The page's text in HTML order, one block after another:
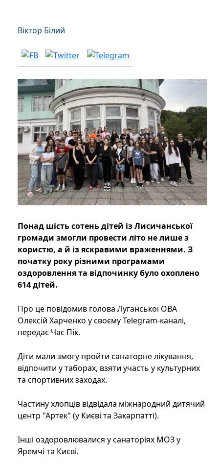
Віктор Білий
Понад шість сотень дітей із Лисичанської
громади змогли провести літо не лише з
користю, а й із яскравими враженнями. З
початку року різними програмами
оздоровлення та відпочинку було охоплено
614 дітей.
Про це повідомив голова Луганської ОВА
Олексій Харченко у своєму Telegram-каналі,
передає Час Пік.
Діти мали змогу пройти санаторне лікування,
відпочити у таборах, взяти участь у культурних
та спортивних заходах.
Частину хлопців відвідала міжнародний дитячий
центр "Артек" (у Києві та Закарпатті).
Інші оздоровлювалися у санаторіях МОЗ у
Яремчі та Києві.